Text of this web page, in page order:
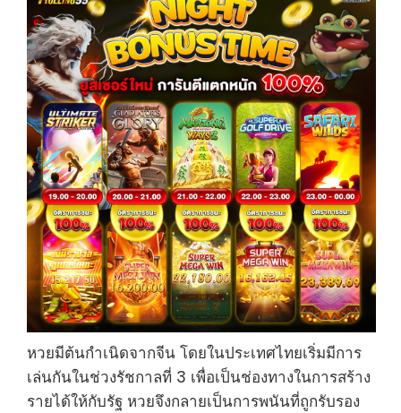
หวยมีต้นกำเนิดจากจีน โดยในประเทศไทยเริ่มมีการ
เล่นกันในช่วงรัชกาลที่ 3 เพื่อเป็นช่องทางในการสร้าง
รายได้ให้กับรัฐ หวยจึงกลายเป็นการพนันที่ถูกรับรอง